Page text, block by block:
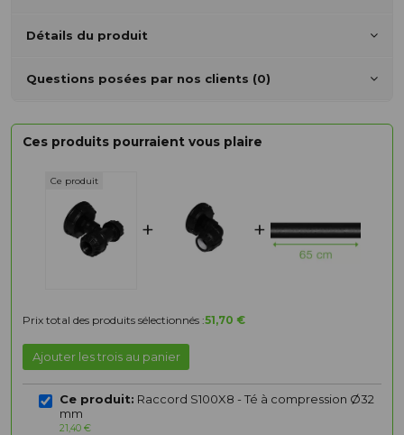
Détails du produit
Questions posées par nos clients (0)
Ces produits pourraient vous plaire
+ +
Prix total des produits sélectionnés :51,70 €
Ajouter les trois au panier
Ce produit: Raccord S100X8 - Té à compression Ø32
mm
21,40 €